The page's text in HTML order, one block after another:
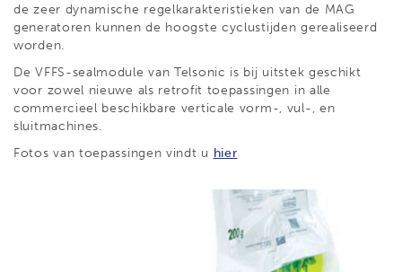
de zeer dynamische regelkarakteristieken van de MAG
generatoren kunnen de hoogste cyclustijden gerealiseerd
worden.
De VFFS-sealmodule van Telsonic is bij uitstek geschikt
voor zowel nieuwe als retrofit toepassingen in alle
commercieel beschikbare verticale vorm-, vul-, en
sluitmachines.
Fotos van toepassingen vindt u hier